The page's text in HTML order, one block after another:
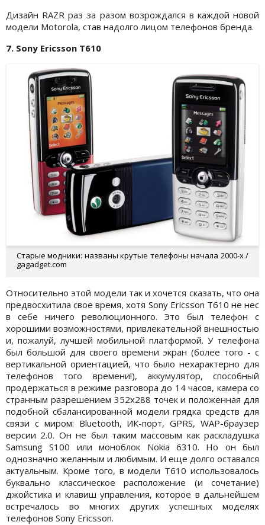
Дизайн RAZR раз за разом возрождался в каждой новой
модели Motorola, став надолго лицом телефонов бренда.
7. Sony Ericsson T610
Старые модники: названы крутые телефоны начала 2000-х /
gagadget.com
Относительно этой модели так и хочется сказать, что она
предвосхитила свое время, хотя Sony Ericsson T610 не нес
в себе ничего революционного. Это был телефон с
хорошими возможностями, привлекательной внешностью
и, пожалуй, лучшей мобильной платформой. У телефона
был большой для своего времени экран (более того - с
вертикальной ориентацией, что было нехарактерно для
телефонов того времени!), аккумулятор, способный
продержаться в режиме разговора до 14 часов, камера со
странным разрешением 352x288 точек и положенная для
подобной сбалансированной модели грядка средств для
связи с миром: Bluetooth, ИК-порт, GPRS, WAP-браузер
версии 2.0. Он не был таким массовым как раскладушка
Samsung S100 или моноблок Nokia 6310. Но он был
однозначно желанным и любимым. И еще долго оставался
актуальным. Кроме того, в модели Т610 использовалось
буквально классическое расположение (и сочетание)
джойстика и клавиш управления, которое в дальнейшем
встречалось во многих других успешных моделях
телефонов Sony Ericsson.